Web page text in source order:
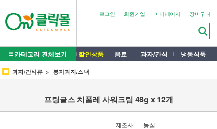
로그인 회원가입 마이페이지 장바구니
카테고리 전체보기 할인상품 음료 과자/간식 냉동식품
과자/간식류 봉지과자/스낵
프링글스 치폴레 사워크림 48g x 12개
제조사
농심